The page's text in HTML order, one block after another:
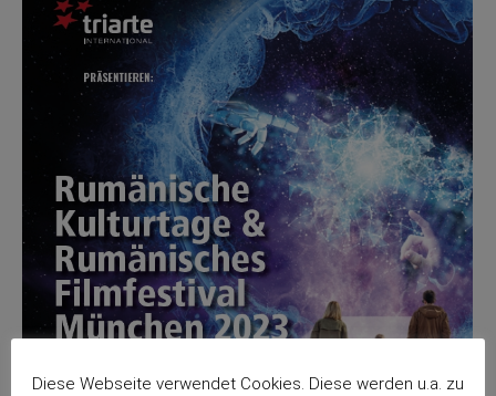
Diese Webseite verwendet Cookies. Diese werden u.a. zu